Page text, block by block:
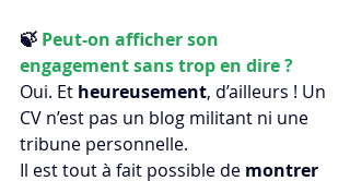
🍃 Peut-on afficher son
engagement sans trop en dire ?
Oui. Et heureusement, d’ailleurs ! Un
CV n’est pas un blog militant ni une
tribune personnelle.
Il est tout à fait possible de montrer